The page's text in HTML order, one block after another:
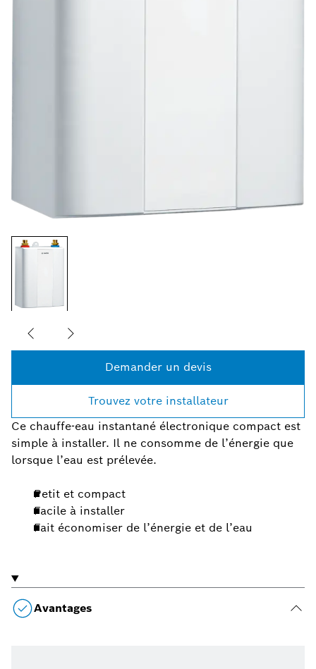
Demander un devis
Trouvez votre installateur
Ce chauffe-eau instantané électronique compact est
simple à installer. Il ne consomme de l’énergie que
lorsque l’eau est prélevée.
Petit et compact
Facile à installer
Fait économiser de l’énergie et de l’eau
Avantages